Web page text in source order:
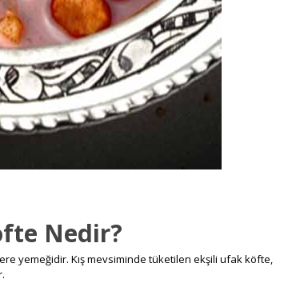
Nedir?
yemeğidir. Kış mevsiminde tüketilen ekşili ufak köfte,